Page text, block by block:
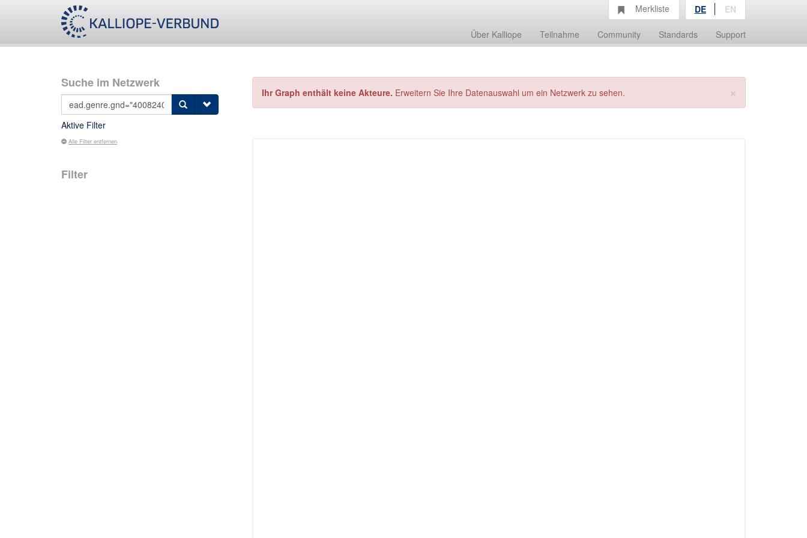
Über Kalliope Teilnahme Community Standards Support
Merkliste DE EN
Suche im Netzwerk
Aktive Filter
Alle Filter entfernen
Filter
×
Ihr Graph enthält keine Akteure. Erweitern Sie Ihre Datenauswahl um ein Netzwerk zu sehen.